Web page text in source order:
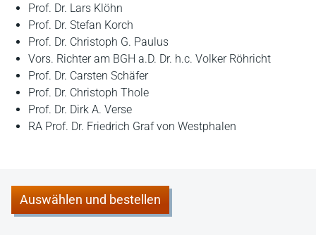
Prof. Dr. Lars Klöhn
Prof. Dr. Stefan Korch
Prof. Dr. Christoph G. Paulus
Vors. Richter am BGH a.D. Dr. h.c. Volker Röhricht
Prof. Dr. Carsten Schäfer
Prof. Dr. Christoph Thole
Prof. Dr. Dirk A. Verse
RA Prof. Dr. Friedrich Graf von Westphalen
Auswählen und bestellen